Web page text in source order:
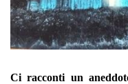
Ci racconti un